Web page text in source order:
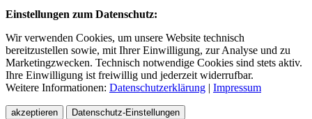
Einstellungen zum Datenschutz:
Wir verwenden Cookies, um unsere Website technisch
bereitzustellen sowie, mit Ihrer Einwilligung, zur Analyse und zu
Marketingzwecken. Technisch notwendige Cookies sind stets aktiv.
Ihre Einwilligung ist freiwillig und jederzeit widerrufbar.
Weitere Informationen: Datenschutzerklärung | Impressum
akzeptieren Datenschutz-Einstellungen